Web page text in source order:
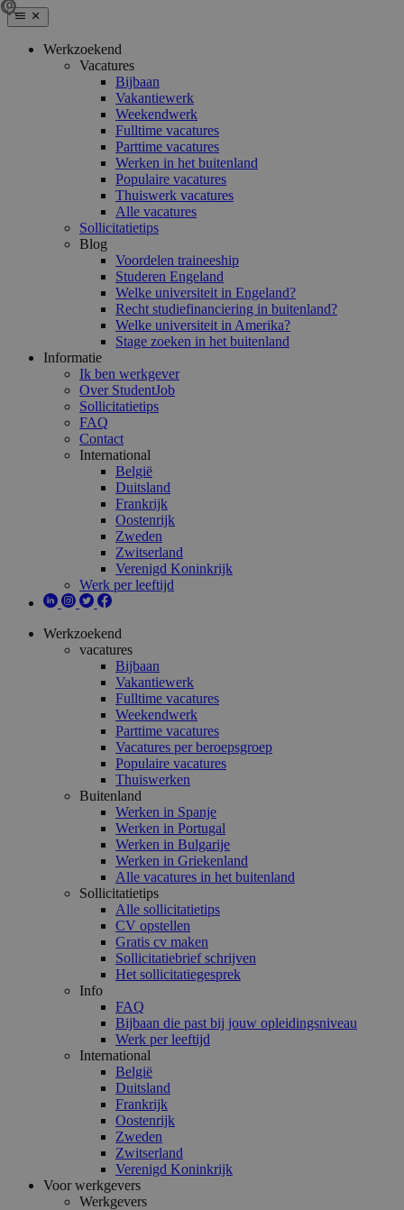
Werkzoekend
Vacatures
Bijbaan
Vakantiewerk
Weekendwerk
Fulltime vacatures
Parttime vacatures
Werken in het buitenland
Populaire vacatures
Thuiswerk vacatures
Alle vacatures
Sollicitatietips
Blog
Voordelen traineeship
Studeren Engeland
Welke universiteit in Engeland?
Recht studiefinanciering in buitenland?
Welke universiteit in Amerika?
Stage zoeken in het buitenland
Informatie
Ik ben werkgever
Over StudentJob
Sollicitatietips
FAQ
Contact
International
België
Duitsland
Frankrijk
Oostenrijk
Zweden
Zwitserland
Verenigd Koninkrijk
Werk per leeftijd
Werkzoekend
vacatures
Bijbaan
Vakantiewerk
Fulltime vacatures
Weekendwerk
Parttime vacatures
Vacatures per beroepsgroep
Populaire vacatures
Thuiswerken
Buitenland
Werken in Spanje
Werken in Portugal
Werken in Bulgarije
Werken in Griekenland
Alle vacatures in het buitenland
Sollicitatietips
Alle sollicitatietips
CV opstellen
Gratis cv maken
Sollicitatiebrief schrijven
Het sollicitatiegesprek
Info
FAQ
Bijbaan die past bij jouw opleidingsniveau
Werk per leeftijd
International
België
Duitsland
Frankrijk
Oostenrijk
Zweden
Zwitserland
Verenigd Koninkrijk
Voor werkgevers
Werkgevers